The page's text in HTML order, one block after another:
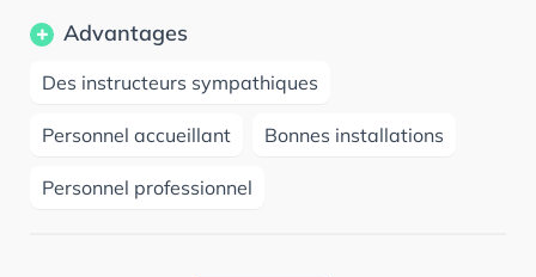
Advantages
Des instructeurs sympathiques
Personnel accueillant Bonnes installations
Personnel professionnel